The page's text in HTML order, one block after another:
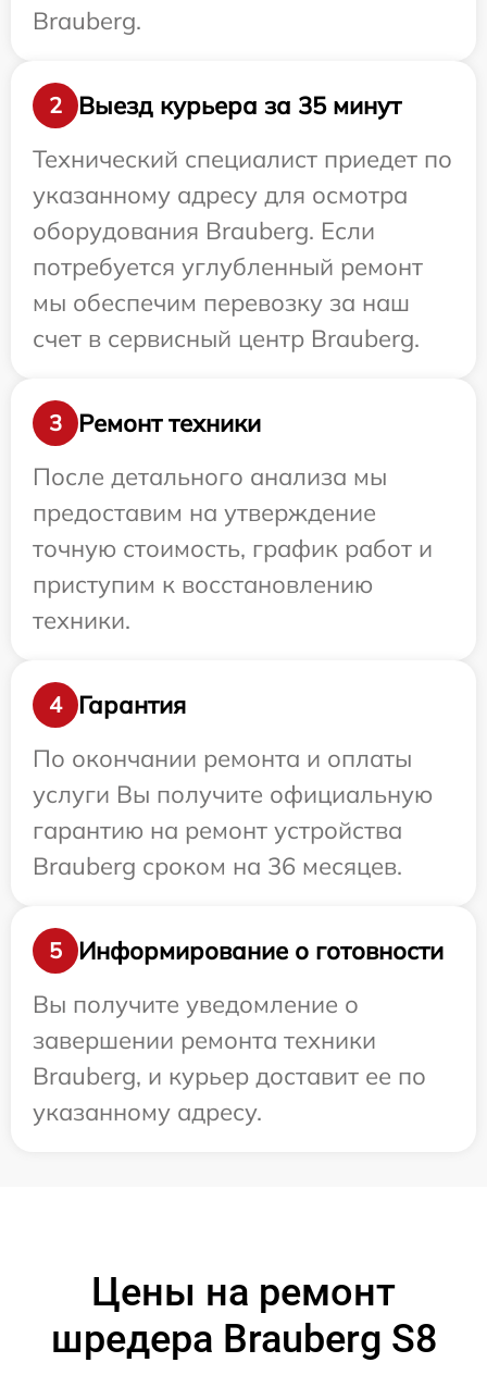
Brauberg.
2
Выезд курьера за 35 минут
Технический специалист приедет по
указанному адресу для осмотра
оборудования Brauberg. Если
потребуется углубленный ремонт
мы обеспечим перевозку за наш
счет в сервисный центр Brauberg.
3
Ремонт техники
После детального анализа мы
предоставим на утверждение
точную стоимость, график работ и
приступим к восстановлению
техники.
4
Гарантия
По окончании ремонта и оплаты
услуги Вы получите официальную
гарантию на ремонт устройства
Brauberg сроком на 36 месяцев.
5
Информирование о готовности
Вы получите уведомление о
завершении ремонта техники
Brauberg, и курьер доставит ее по
указанному адресу.
Цены на ремонт
шредера Brauberg S8